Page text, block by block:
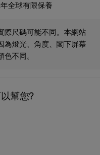
全球有限保養
際尺碼可能不同。本網站
為燈光、角度、閣下屏幕
不同。
幫您?